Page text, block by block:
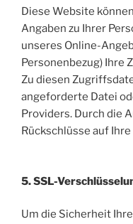
Diese Website
Angaben zu Ihrer
unseres Online-
Personenbezug) Ihre
Zu diesen
angeforderte Datei
Providers. Durch die
Rückschlüsse auf
5. SSL-
Um die Sicherheit